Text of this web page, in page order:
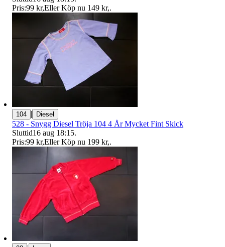
Pris:99 kr,Eller Köp nu 149 kr,.
104 | Diesel
528 - Snygg Diesel Tröja 104 4 År Mycket Fint Skick
Sluttid16 aug 18:15.
Pris:99 kr,Eller Köp nu 199 kr,.